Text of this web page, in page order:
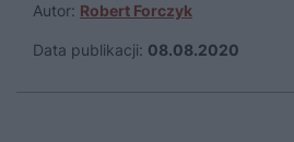
Autor: Robert Forczyk
Data publikacji: 08.08.2020